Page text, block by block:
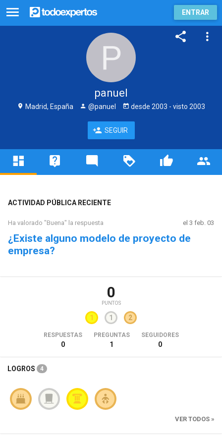
ENTRAR
panuel
Madrid, España @panuel desde 2003 - visto 2003
SEGUIR
ACTIVIDAD PÚBLICA RECIENTE
Ha valorado "Buena" la respuesta el 3 feb. 03
¿Existe alguno modelo de proyecto de
empresa?
0
PUNTOS
1 1 2
RESPUESTAS
0
PREGUNTAS
1
SEGUIDORES
0
LOGROS 4
VER TODOS »